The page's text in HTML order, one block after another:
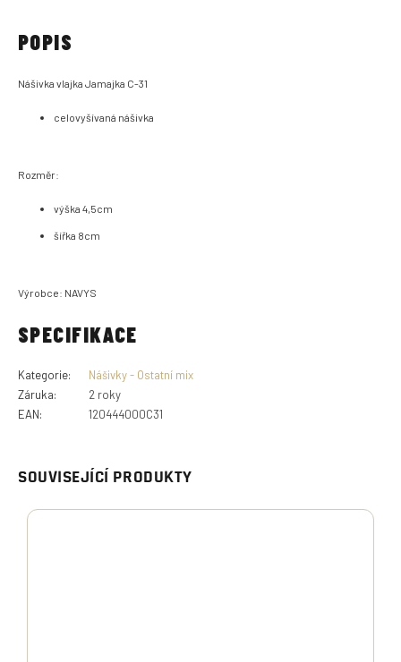
SOUVISEJÍCÍ PRODUKTY
POPIS
Nášivka vlajka Jamajka C-31
celovyšívaná nášivka
Rozměr:
výška 4,5cm
šířka 8cm
Výrobce: NAVYS
SPECIFIKACE
Kategorie:
Nášivky - Ostatní mix
Záruka:
2 roky
EAN: 120444000C31